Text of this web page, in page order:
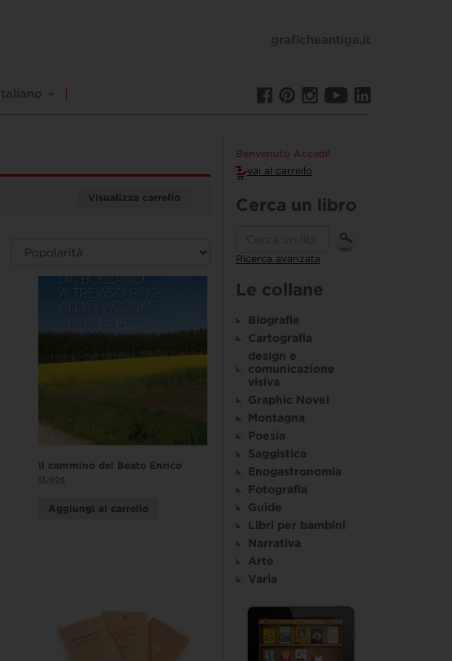
graficheantiga.it
Visualizza carrello
Il cammino del Beato Enrico
13,00€
Aggiungi al carrello
Benvenuto Accedi!
vai al carrello
Cerca un libro
Ricerca avanzata
Le collane
Biografie
Cartografia
design e
comunicazione
visiva
Graphic Novel
Montagna
Poesia
Saggistica
Enogastronomia
Fotografia
Guide
Libri per bambini
Narrativa
Arte
Varia